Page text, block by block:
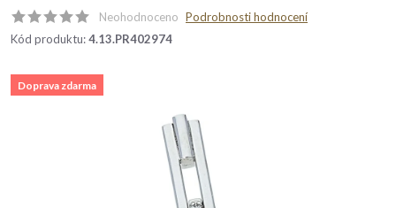
Neohodnoceno Podrobnosti hodnocení
Kód produktu:4.13.PR402974
Doprava zdarma